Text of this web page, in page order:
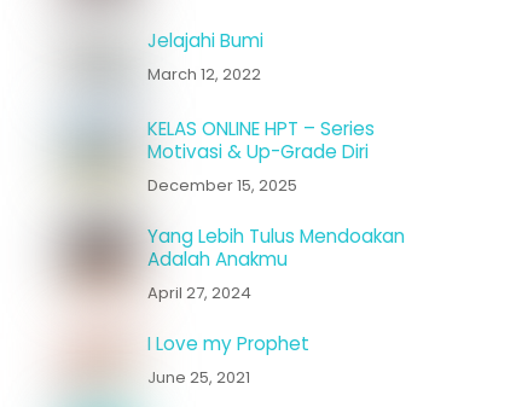
Jelajahi Bumi
March 12, 2022
KELAS ONLINE HPT – Series
Motivasi & Up-Grade Diri
December 15, 2025
Yang Lebih Tulus Mendoakan
Adalah Anakmu
April 27, 2024
I Love my Prophet
June 25, 2021